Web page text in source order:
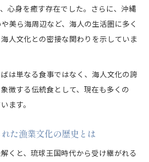
を極めたいなら知るべき歴史とは
の歴史と進化の過程を紐解く
とソーキそばの違いを知る意義
の伝承に込められた想いと背景
文化の広がりを支えた人々の物語
史が沖縄そばに与えた影響を解説
と漁業文化が融合した背景とは
心身を癒す存在でした。さらに、沖縄
美ら海周辺など、海人の生活圏に多く
人文化との密接な関わりを示していま
は単なる食事ではなく、海人文化の誇
徴する伝統食として、現在も多くの
ます。
た漁業文化の歴史とは
くと、琉球王国時代から受け継がれる